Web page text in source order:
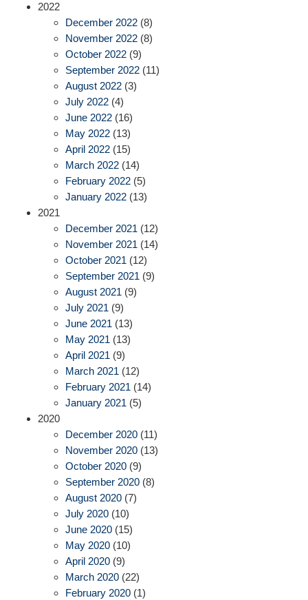
2022
December 2022 (8)
November 2022 (8)
October 2022 (9)
September 2022 (11)
August 2022 (3)
July 2022 (4)
June 2022 (16)
May 2022 (13)
April 2022 (15)
March 2022 (14)
February 2022 (5)
January 2022 (13)
2021
December 2021 (12)
November 2021 (14)
October 2021 (12)
September 2021 (9)
August 2021 (9)
July 2021 (9)
June 2021 (13)
May 2021 (13)
April 2021 (9)
March 2021 (12)
February 2021 (14)
January 2021 (5)
2020
December 2020 (11)
November 2020 (13)
October 2020 (9)
September 2020 (8)
August 2020 (7)
July 2020 (10)
June 2020 (15)
May 2020 (10)
April 2020 (9)
March 2020 (22)
February 2020 (1)